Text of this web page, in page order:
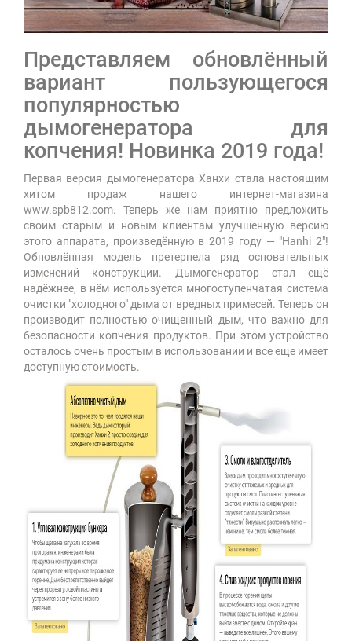
Представляем обновлённый
вариант пользующегося
популярностью
дымогенератора для
копчения! Новинка 2019 года!
Первая версия дымогенератора Ханхи стала настоящим
хитом продаж нашего интернет-магазина
www.spb812.com. Теперь же нам приятно предложить
своим старым и новым клиентам улучшенную версию
этого аппарата, произведённую в 2019 году — "Hanhi 2"!
Обновлённая модель претерпела ряд основательных
изменений конструкции. Дымогенератор стал ещё
надёжнее, в нём используется многоступенчатая система
очистки "холодного" дыма от вредных примесей. Теперь он
производит полностью очищенный дым, что важно для
безопасности копчения продуктов. При этом устройство
осталось очень простым в использовании и все еще имеет
доступную стоимость.